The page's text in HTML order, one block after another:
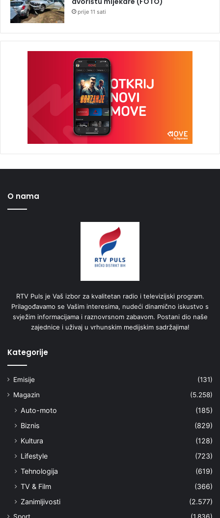
prije 11 sati
O nama
RTV Puls je Vaš izbor za kvalitetan radio i televizijski program.
Prilagođavamo se Vašim interesima, nudeći dinamično iskustvo s
svježim informacijama i raznovrsnom zabavom. Postani dio naše
zajednice i uživaj u vrhunskim medijskim sadržajima!
Kategorije
Emisije
(131)
Magazin
(5.258)
Auto-moto
(185)
Biznis
(829)
Kultura
(128)
Lifestyle
(723)
Tehnologija
(619)
TV & Film
(366)
Zanimljivosti
(2.577)